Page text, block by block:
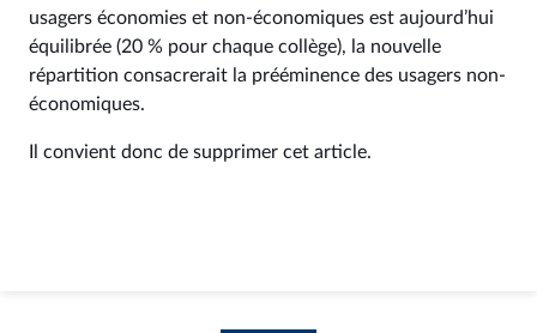
usagers économies et non-économiques est aujourd’hui
équilibrée (20 % pour chaque collège), la nouvelle
répartition consacrerait la prééminence des usagers non-
économiques.
Il convient donc de supprimer cet article.